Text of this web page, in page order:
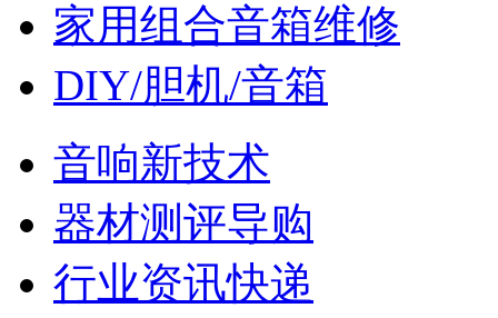
家用组合音箱维修
DIY/胆机/音箱
音响新技术
器材测评导购
行业资讯快递